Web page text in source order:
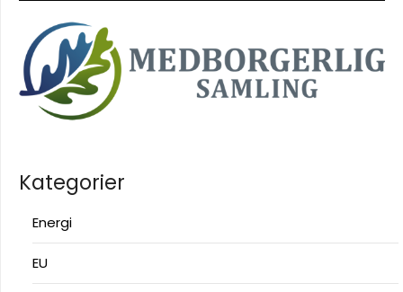
Kategorier
Energi
EU